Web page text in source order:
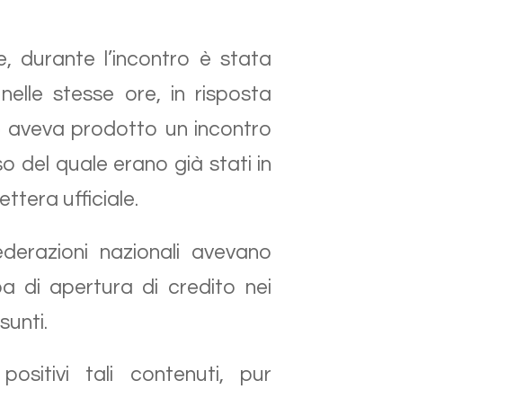
durante l’incontro è stata
stesse ore, in risposta
aveva prodotto un incontro
del quale erano già stati in
ufficiale.
nazionali avevano
di apertura di credito nei
tali contenuti, pur